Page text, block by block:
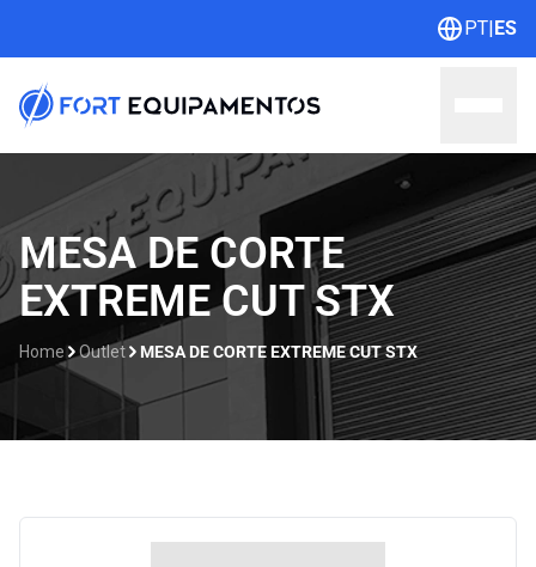
PT|ES
Home
Sobre nosotros
Líneas
Contacto
MESA DE CORTE
EXTREME CUT STX
Home Outlet MESA DE CORTE EXTREME CUT STX